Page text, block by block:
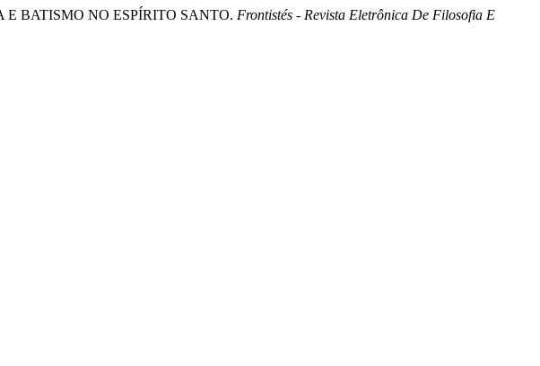
E BATISMO NO ESPÍRITO SANTO. Frontistés - Revista Eletrônica De Filosofia E